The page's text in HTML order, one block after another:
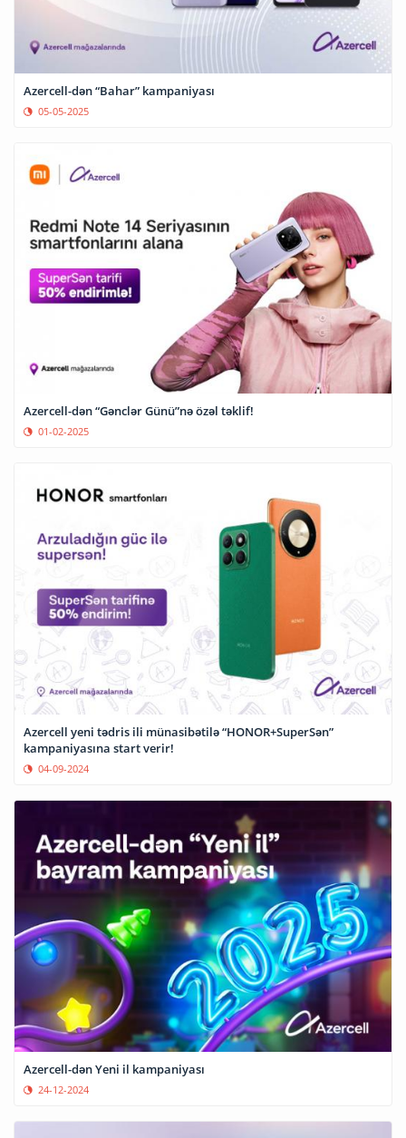
Azercell-dən “Bahar” kampaniyası
05-05-2025
Azercell-dən “Gənclər Günü”nə özəl təklif!
01-02-2025
Azercell yeni tədris ili münasibətilə “HONOR+SuperSən”
kampaniyasına start verir!
04-09-2024
Azercell-dən Yeni il kampaniyası
24-12-2024